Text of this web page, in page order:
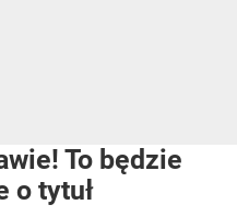
To będzie
o tytuł